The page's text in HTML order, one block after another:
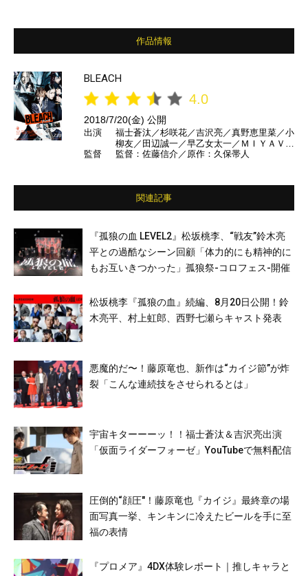
作品情報
BLEACH
4.0
2018/7/20(金) 公開
出演
福士蒼汰／杉咲花／吉沢亮／真野恵里菜／小
柳友／田辺誠一／早乙女太一／ＭＩＹＡＶＩ
／長澤まさみ／江口洋介 ほか
監督 監督：佐藤信介／原作：久保帯人
関連記事
『孤狼の血 LEVEL2』松坂桃李、“戦友”鈴木亮
平との過酷なシーン回顧「体力的にも精神的に
もお互いきつかった」孤狼祭-コロフェス-開催
松坂桃李『孤狼の血』続編、8月20日公開！鈴
木亮平、村上虹郎、西野七瀬らキャスト発表
悪魔的だ〜！藤原竜也、新作は“カイジ節”が炸
裂「こんな連続技をさせられるとは」
宇宙キターーーッ！！福士蒼汰＆吉沢亮出演
「仮面ライダーフォーゼ」YouTubeで無料配信
圧倒的“顔圧″！藤原竜也『カイジ』最終章の場
面写真一挙、キンキンに冷えたビールを手に至
福の表情
『プロメア』4DX体験レポート｜推しキャラと